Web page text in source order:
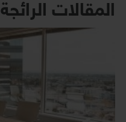
المقالات الرائجة